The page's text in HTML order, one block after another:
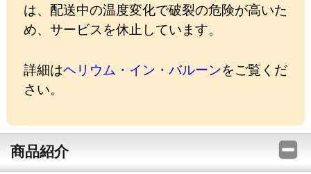
は、配送中の温度変化で破裂の危険が高いた
め、サービスを休止しています。
詳細はヘリウム・イン・バルーンをご覧くだ
さい。
商品紹介